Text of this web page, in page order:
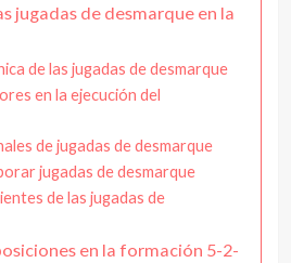
jugadas de desmarque en la
de las jugadas de desmarque
en la ejecución del
de jugadas de desmarque
jugadas de desmarque
de las jugadas de
en la formación 5-2-